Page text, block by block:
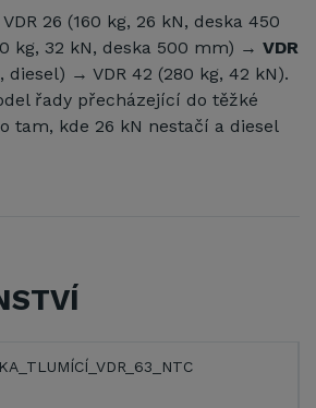
VDR 26 (160 kg, 26 kN, deska 450
kg, 32 kN, deska 500 mm) → VDR
diesel) → VDR 42 (280 kg, 42 kN).
řady přecházející do těžké
tam, kde 26 kN nestačí a diesel